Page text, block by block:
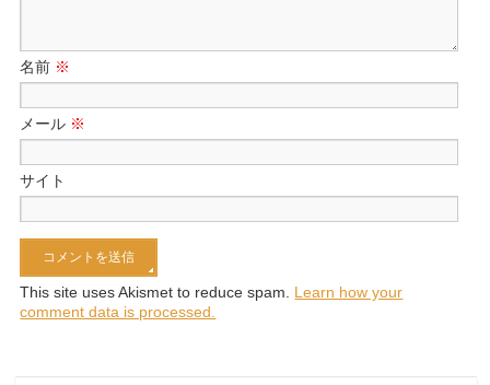
名前 ※
メール ※
サイト
This site uses Akismet to reduce spam. Learn how your
comment data is processed.